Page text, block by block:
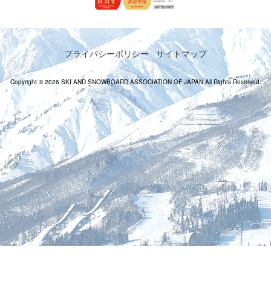
プライバシーポリシー サイトマップ
Copyright © 2026 SKI AND SNOWBOARD ASSOCIATION OF JAPAN All Rights Reserved.